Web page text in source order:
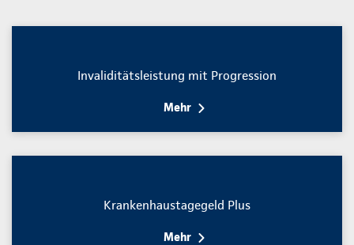
Invaliditätsleistung mit Progression
Mehr
Krankenhaustagegeld Plus
Mehr